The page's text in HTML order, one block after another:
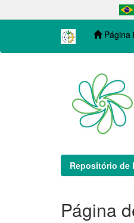
navigation
Página
Repositório de
Página